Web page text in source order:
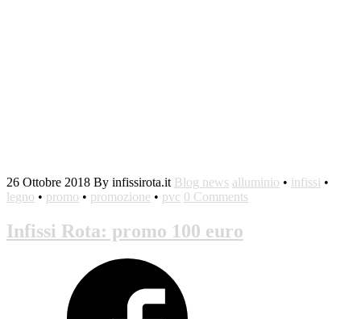
26 Ottobre 2018 By infissirota.it Blog news alluminio • infissi •
legno • promo • promozione • pvc 0 Comments
Infissi Rota: promo 100 euro